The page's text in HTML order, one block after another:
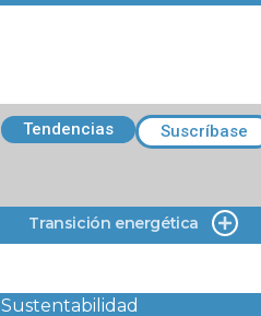
Tendencias Suscríbase
Transición energética
Sustentabilidad